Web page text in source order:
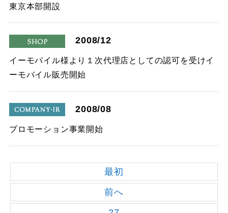
東京本部開設
shop
2008/12
イーモバイル様より１次代理店としての認可を受けイ
ーモバイル販売開始
company
2008/08
プロモーション事業開始
最初
前へ